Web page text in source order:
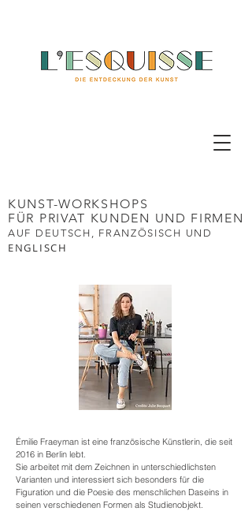
KUNST-WORKSHOPS
FÜR PRIVAT KUNDEN UND FIRMEN
AUF DEUTSCH, FRANZÖSISCH UND
ENGLISCH
Émilie Fraeyman ist eine französische Künstlerin, die seit
2016 in Berlin lebt.
Sie arbeitet mit dem Zeichnen in unterschiedlichsten
Varianten und interessiert sich besonders für die
Figuration und die Poesie des menschlichen Daseins in
seinen verschiedenen Formen als Studienobjekt.